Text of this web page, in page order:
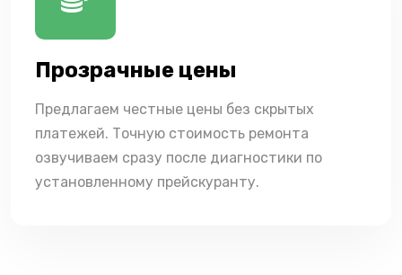
Прозрачные цены
Предлагаем честные цены без скрытых
платежей. Точную стоимость ремонта
озвучиваем сразу после диагностики по
установленному прейскуранту.